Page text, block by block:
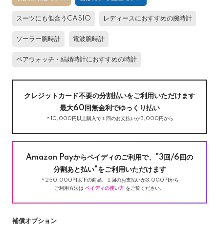
スーツにも似合うCASIO レディースにおすすめの腕時計
ソーラー腕時計 電波腕時計
ペアウォッチ・結婚時計におすすめの時計
クレジットカード不要の分割払いをご利用いただけます
最大60回無金利でゆっくり払い
＊10,000円以上購入で１回のお支払いが3,000円から
Amazon Payからペイディのご利用で、"3回/6回の
分割あと払い"をご利用いただけます
＊250,000円以下の商品、１回のお支払いが3,000円から
ご利用方法は ペイディの使い方 をご覧ください。
補償オプション